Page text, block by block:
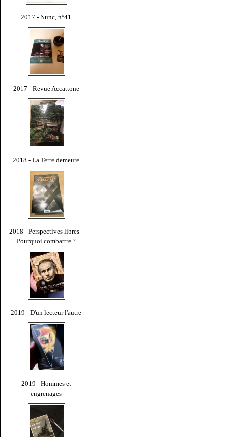
2017 - Nunc, n°41
2017 - Revue Accattone
2018 - La Terre demeure
2018 - Perspectives libres -
Pourquoi combattre ?
2019 - D'un lecteur l'autre
2019 - Hommes et
engrenages